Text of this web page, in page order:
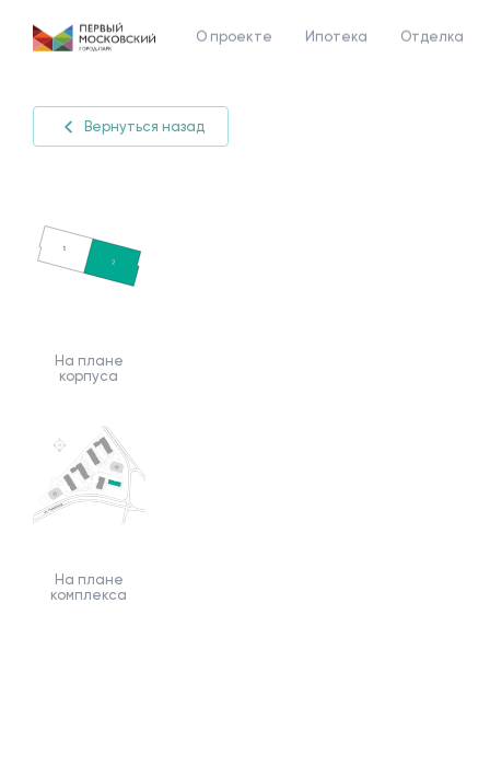
О проекте Ипотека Отделка
На плане
корпуса
На плане
комплекса
Вернуться назад